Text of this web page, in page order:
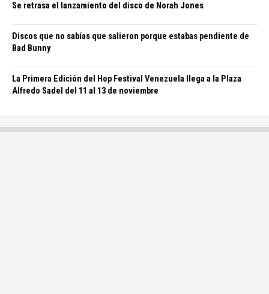
Se retrasa el lanzamiento del disco de Norah Jones
Discos que no sabías que salieron porque estabas pendiente de
Bad Bunny
La Primera Edición del Hop Festival Venezuela llega a la Plaza
Alfredo Sadel del 11 al 13 de noviembre